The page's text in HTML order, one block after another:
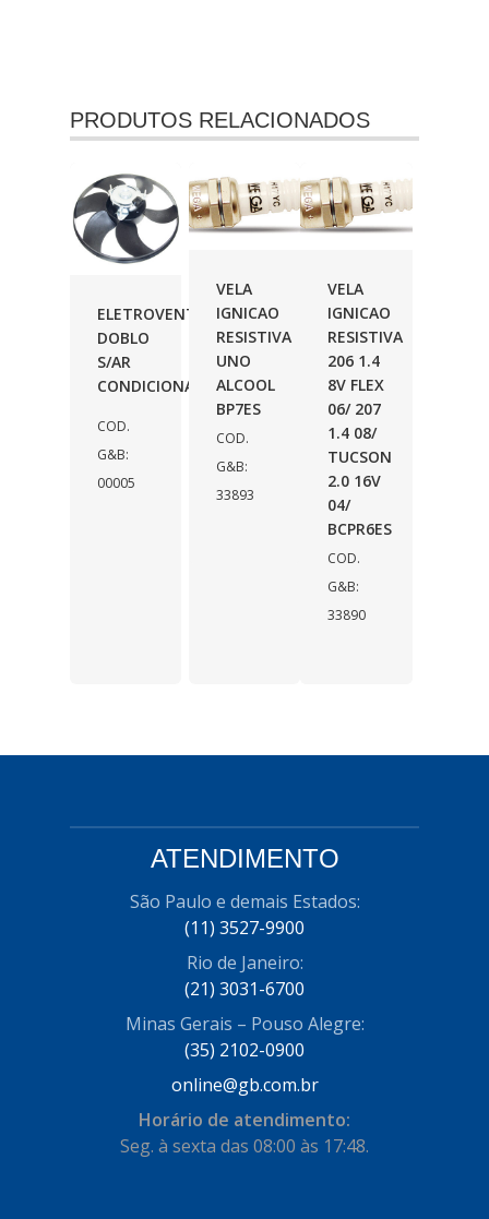
PRODUTOS RELACIONADOS
ELETROVENTILADOR
DOBLO
S/AR
CONDICIONADO
COD.
G&B:
00005
VELA
IGNICAO
RESISTIVA
UNO
ALCOOL
BP7ES
COD.
G&B:
33893
VELA
IGNICAO
RESISTIVA
206 1.4
8V FLEX
06/ 207
1.4 08/
TUCSON
2.0 16V
04/
BCPR6ES
COD.
G&B:
33890
ATENDIMENTO
São Paulo e demais Estados:
(11) 3527-9900
Rio de Janeiro:
(21) 3031-6700
Minas Gerais – Pouso Alegre:
(35) 2102-0900
online@gb.com.br
Horário de atendimento:
Seg. à sexta das 08:00 às 17:48.